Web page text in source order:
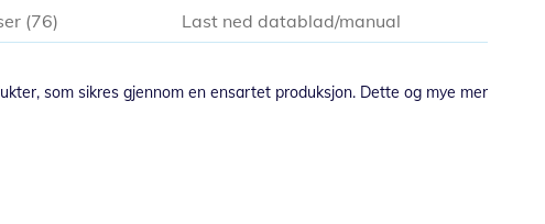
som sikres gjennom en ensartet produksjon. Dette og mye mer
76 Last ned datablad/manual